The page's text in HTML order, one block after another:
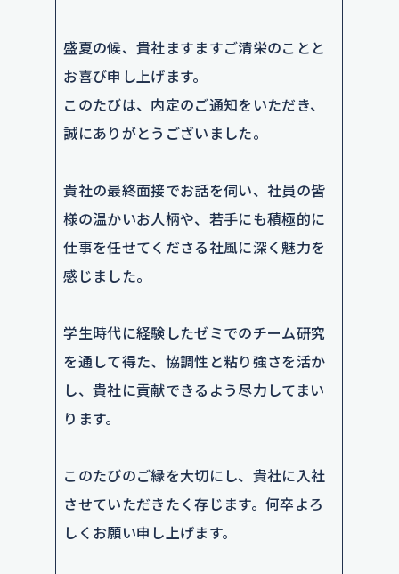
盛夏の候、貴社ますますご清栄のことと
お喜び申し上げます。
このたびは、内定のご通知をいただき、
誠にありがとうございました。
貴社の最終面接でお話を伺い、社員の皆
様の温かいお人柄や、若手にも積極的に
仕事を任せてくださる社風に深く魅力を
感じました。
学生時代に経験したゼミでのチーム研究
を通して得た、協調性と粘り強さを活か
し、貴社に貢献できるよう尽力してまい
ります。
このたびのご縁を大切にし、貴社に入社
させていただきたく存じます。何卒よろ
しくお願い申し上げます。